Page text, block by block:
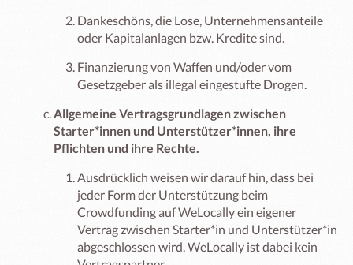
Dankeschöns, die Lose, Unternehmensanteile
oder Kapitalanlagen bzw. Kredite sind.
Finanzierung von Waffen und/oder vom
Gesetzgeber als illegal eingestufte Drogen.
Allgemeine Vertragsgrundlagen zwischen
Starter*innen und Unterstützer*innen, ihre
Pflichten und ihre Rechte.
Ausdrücklich weisen wir darauf hin, dass bei
jeder Form der Unterstützung beim
Crowdfunding auf WeLocally ein eigener
Vertrag zwischen Starter*in und Unterstützer*in
abgeschlossen wird. WeLocally ist dabei kein